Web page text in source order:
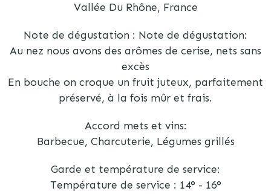
Vallée Du Rhône, France
Note de dégustation : Note de dégustation:
Au nez nous avons des arômes de cerise, nets sans
excès
En bouche on croque un fruit juteux, parfaitement
préservé, à la fois mûr et frais.
Accord mets et vins:
Barbecue, Charcuterie, Légumes grillés
Garde et température de service:
Température de service : 14° - 16°